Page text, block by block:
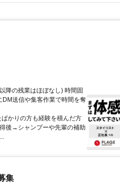
降の残業はほぼなし) 時間固
送信や集客作業で時間を奪
かりの方も経験を積んだ方
後→シャンプーや先輩の補助
集